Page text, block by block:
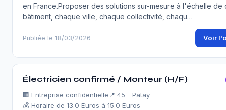
en France.Proposer des solutions sur-mesure à l'échelle de
bâtiment, chaque ville, chaque collectivité, chaqu…
Publiée le 18/03/2026 Voir
Électricien confirmé / Monteur (H/F)
🏢 Entreprise confidentielle 📍 45 - Patay
💰 Horaire de 13.0 Euros à 15.0 Euros